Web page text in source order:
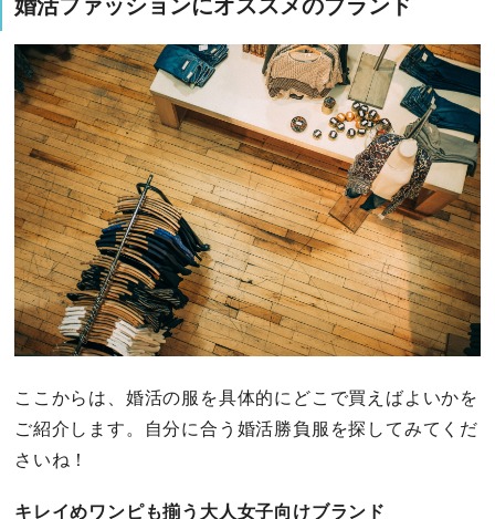
婚活ファッションにオススメのブランド
ここからは、婚活の服を具体的にどこで買えばよいかを
ご紹介します。自分に合う婚活勝負服を探してみてくだ
さいね！
キレイめワンピも揃う大人女子向けブランド